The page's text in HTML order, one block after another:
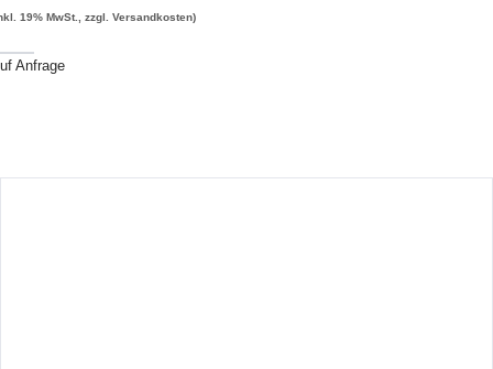
19% MwSt., zzgl. Versandkosten)
Anfrage